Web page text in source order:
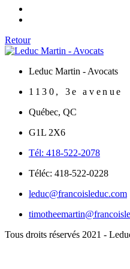
Retour
Leduc Martin - Avocats
1130, 3e avenue
Québec, QC
G1L 2X6
Tél: 418-522-2078
Téléc: 418-522-0228
leduc@francoisleduc.com
Tous droits réservés 2021 -